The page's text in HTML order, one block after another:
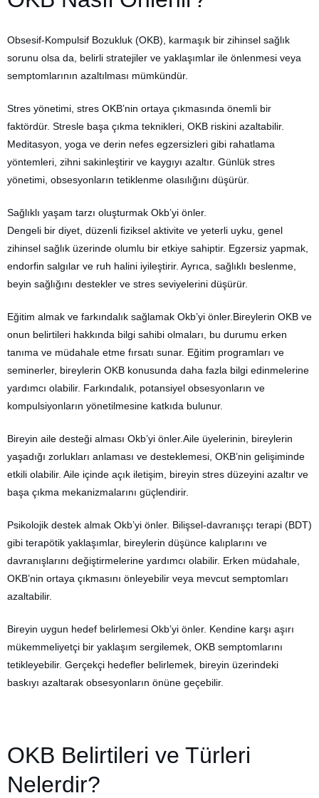
Obsesif-Kompulsif Bozukluk (OKB), karmaşık bir zihinsel sağlık
sorunu olsa da, belirli stratejiler ve yaklaşımlar ile önlenmesi veya
semptomlarının azaltılması mümkündür.
Stres yönetimi, stres OKB’nin ortaya çıkmasında önemli bir
faktördür. Stresle başa çıkma teknikleri, OKB riskini azaltabilir.
Meditasyon, yoga ve derin nefes egzersizleri gibi rahatlama
yöntemleri, zihni sakinleştirir ve kaygıyı azaltır. Günlük stres
yönetimi, obsesyonların tetiklenme olasılığını düşürür.
Sağlıklı yaşam tarzı oluşturmak Okb’yi önler.
Dengeli bir diyet, düzenli fiziksel aktivite ve yeterli uyku, genel
zihinsel sağlık üzerinde olumlu bir etkiye sahiptir. Egzersiz yapmak,
endorfin salgılar ve ruh halini iyileştirir. Ayrıca, sağlıklı beslenme,
beyin sağlığını destekler ve stres seviyelerini düşürür.
Eğitim almak ve farkındalık sağlamak Okb’yi önler.Bireylerin OKB ve
onun belirtileri hakkında bilgi sahibi olmaları, bu durumu erken
tanıma ve müdahale etme fırsatı sunar. Eğitim programları ve
seminerler, bireylerin OKB konusunda daha fazla bilgi edinmelerine
yardımcı olabilir. Farkındalık, potansiyel obsesyonların ve
kompulsiyonların yönetilmesine katkıda bulunur.
Bireyin aile desteği alması Okb’yi önler.Aile üyelerinin, bireylerin
yaşadığı zorlukları anlaması ve desteklemesi, OKB’nin gelişiminde
etkili olabilir. Aile içinde açık iletişim, bireyin stres düzeyini azaltır ve
başa çıkma mekanizmalarını güçlendirir.
Psikolojik destek almak Okb’yi önler. Bilişsel-davranışçı terapi (BDT)
gibi terapötik yaklaşımlar, bireylerin düşünce kalıplarını ve
davranışlarını değiştirmelerine yardımcı olabilir. Erken müdahale,
OKB’nin ortaya çıkmasını önleyebilir veya mevcut semptomları
azaltabilir.
Bireyin uygun hedef belirlemesi Okb’yi önler. Kendine karşı aşırı
mükemmeliyetçi bir yaklaşım sergilemek, OKB semptomlarını
tetikleyebilir. Gerçekçi hedefler belirlemek, bireyin üzerindeki
baskıyı azaltarak obsesyonların önüne geçebilir.
OKB Belirtileri ve Türleri
Nelerdir?